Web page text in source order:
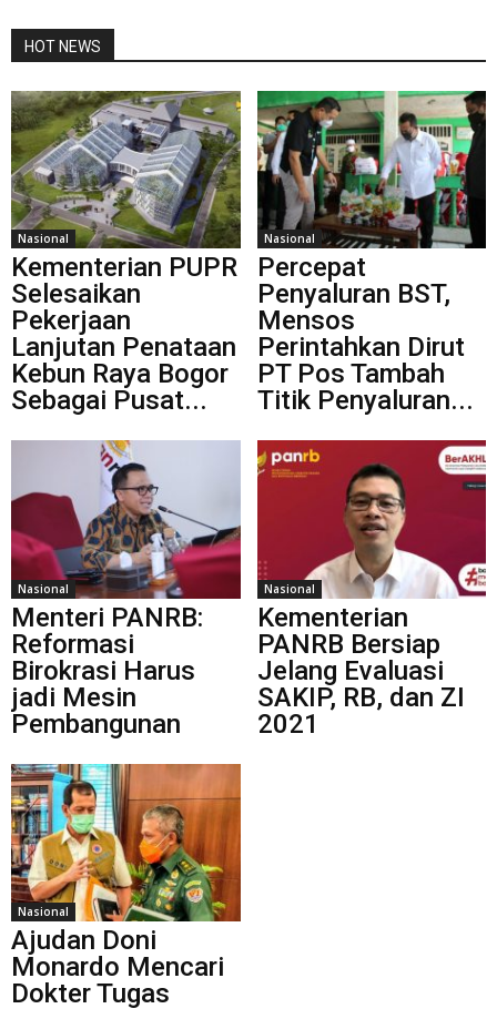
HOT NEWS
Nasional
Kementerian PUPR
Selesaikan
Pekerjaan
Lanjutan Penataan
Kebun Raya Bogor
Sebagai Pusat...
Nasional
Percepat
Penyaluran BST,
Mensos
Perintahkan Dirut
PT Pos Tambah
Titik Penyaluran...
Nasional
Menteri PANRB:
Reformasi
Birokrasi Harus
jadi Mesin
Pembangunan
Nasional
Kementerian
PANRB Bersiap
Jelang Evaluasi
SAKIP, RB, dan ZI
2021
Nasional
Ajudan Doni
Monardo Mencari
Dokter Tugas